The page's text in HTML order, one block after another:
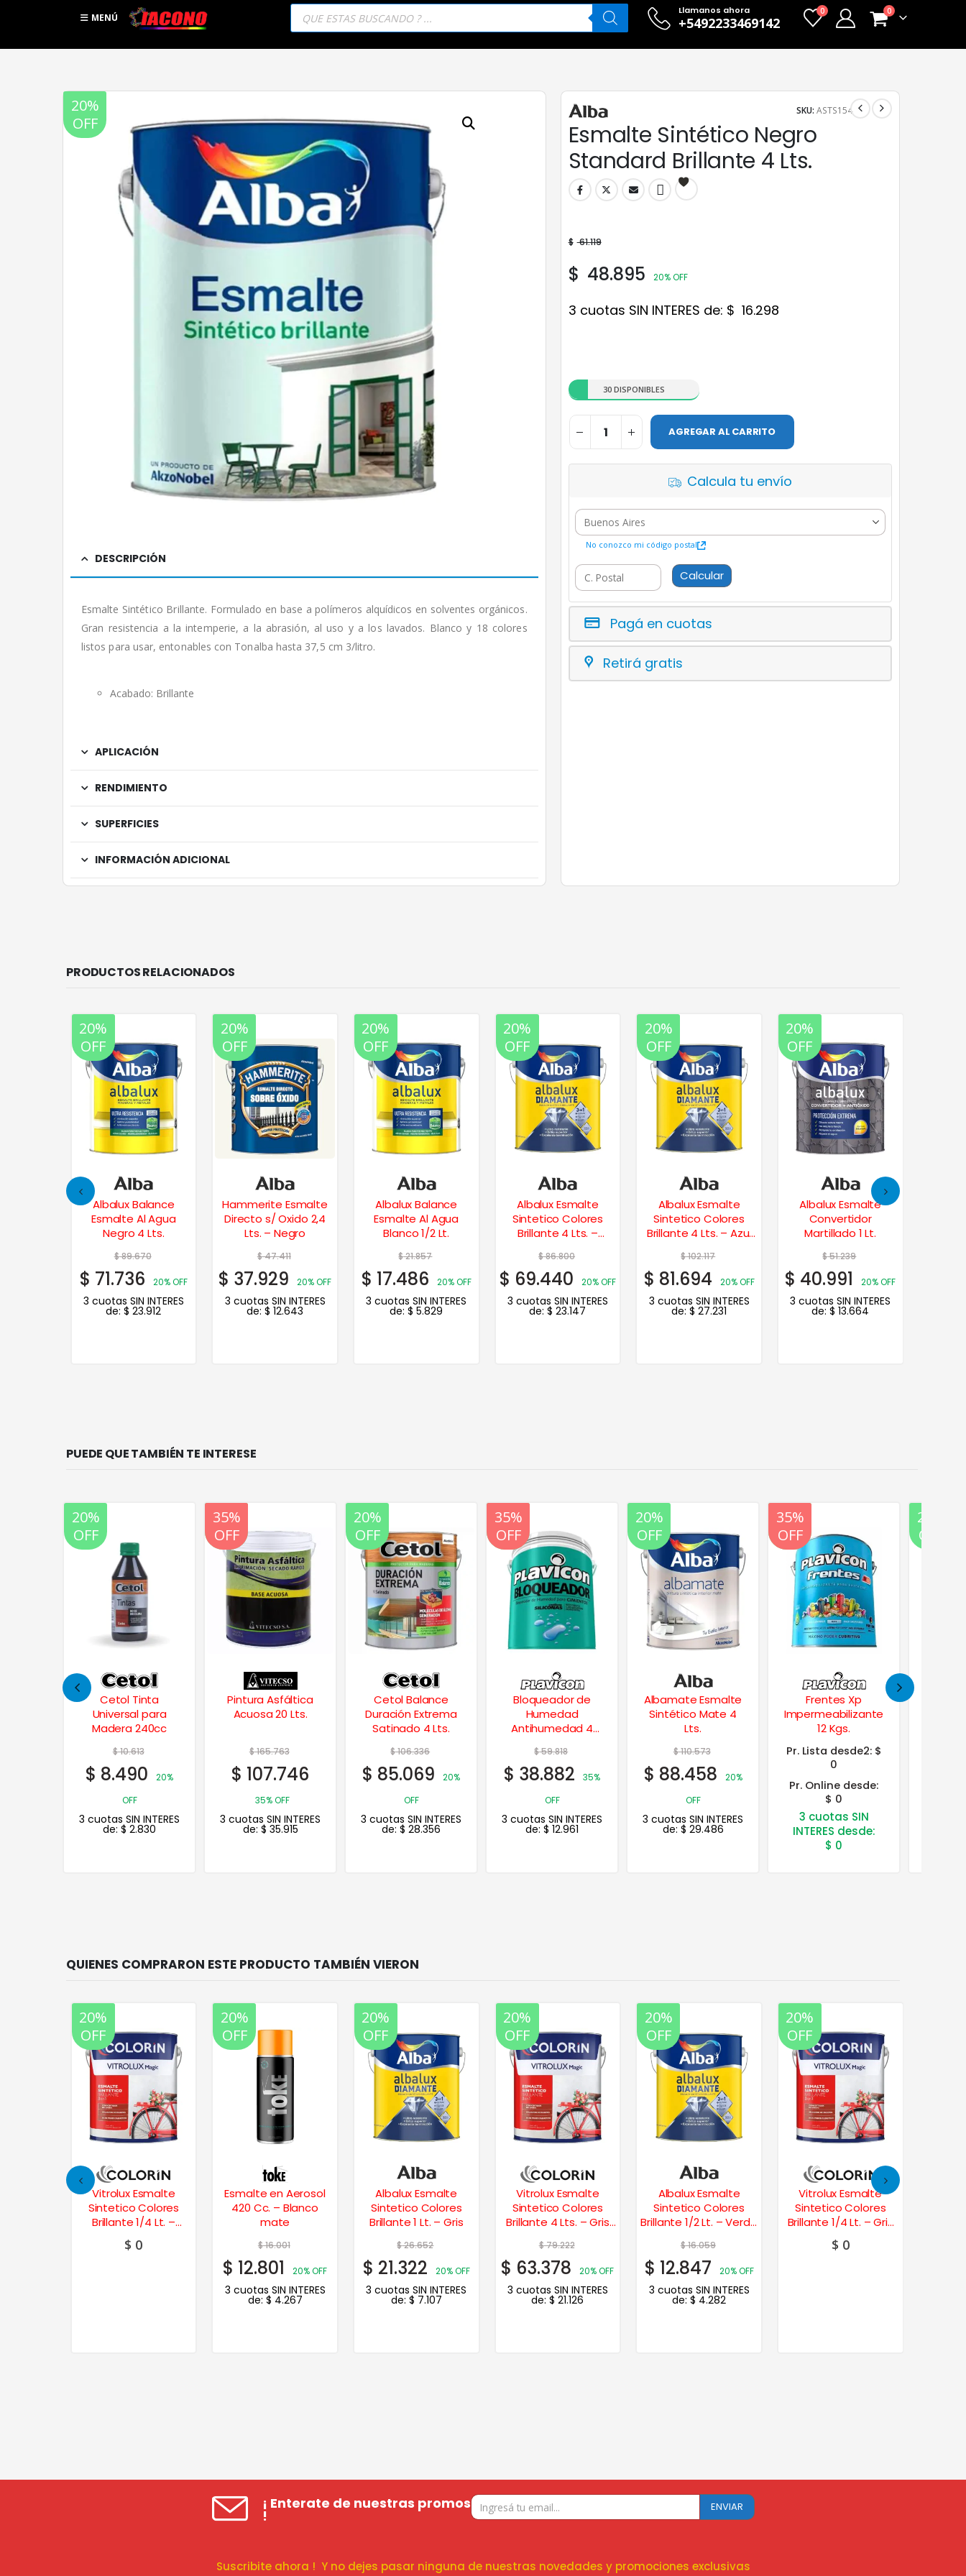
MENÚ
Búsqueda
productos
Llamanos ahora
+5492233469142
0 0
20%
OFF
DESCRIPCIÓN
Esmalte Sintético Brillante. Formulado en base a polímeros alquídicos en solventes orgánicos.
Gran resistencia a la intemperie, a la abrasión, al uso y a los lavados. Blanco y 18 colores
listos para usar, entonables con Tonalba hasta 37,5 cm 3/litro.
Acabado: Brillante
APLICACIÓN
RENDIMIENTO
SUPERFICIES
INFORMACIÓN ADICIONAL
Esmalte Sintético Negro
Standard Brillante 4 Lts.
SKU: ASTS154
$ 61.119
$ 48.895 20% OFF
3 cuotas SIN INTERES de: $ 16.298
30 DISPONIBLES
AGREGAR AL CARRITO
Calcula tu envío
No conozco mi código postal
Calcular
Pagá en cuotas
Retirá gratis
PRODUCTOS RELACIONADOS
20%
OFF
Albalux Balance
Esmalte Al Agua
Negro 4 Lts.
$89.670
$ 71.736 20% OFF
3 cuotas SIN INTERES
de:$ 23.912
20%
OFF
Hammerite Esmalte
Directo s/ Oxido 2,4
Lts. – Negro
$47.411
$ 37.929 20% OFF
3 cuotas SIN INTERES
de:$ 12.643
20%
OFF
Albalux Balance
Esmalte Al Agua
Blanco 1/2 Lt.
$21.857
$ 17.486 20% OFF
3 cuotas SIN INTERES
de:$ 5.829
20%
OFF
Albalux Esmalte
Sintetico Colores
Brillante 4 Lts. –
$86.800
$ 69.440 20% OFF
3 cuotas SIN INTERES
de:$ 23.147
20%
OFF
Albalux Esmalte
Sintetico Colores
Brillante 4 Lts. – Azul
$102.117
$ 81.694 20% OFF
3 cuotas SIN INTERES
de:$ 27.231
20%
OFF
Albalux Esmalte
Convertidor
Martillado 1 Lt.
$51.239
$ 40.991 20% OFF
3 cuotas SIN INTERES
de:$ 13.664
PUEDE QUE TAMBIÉN TE INTERESE
20%
OFF
35%
OFF
Pintura Asfáltica
Acuosa 20 Lts.
$165.763
$ 107.746
35% OFF
3 cuotas SIN INTERES
de: $35.915
20%
OFF
Cetol Balance
Duración Extrema
$106.336
85.069
20%
OFF
3 cuotas SIN INTERES
de: $28.356
20%
OFF
35%
OFF
Bloqueador de
Humedad
Antihumedad 4
$59.818
$ 38.882
35%
OFF
3 cuotas SIN INTERES
de:$ 12.961
20%
OFF
Albamate Esmalte
Sintético Mate 4
Lts.
$110.573
$ 88.458
20%
OFF
3 cuotas SIN INTERES
de:$29.486
20%
OFF
35%
OFF
Frentes Xp
Impermeabilizante
12 Kgs.
Pr. Lista desde2:
0
Pr. Online desde:
$ 0
3 cuotas SIN
INTERES desde:
20%
OFF
Fijador Sellador al
Agua Alta
Performance 20
$132.375
105.900
20% OFF
3 cuotas SIN INTERES
de:$35.300
20%
OFF
20%
OFF
Vitrolux Esmalte
Sintetico Colores
Brillante 1/4 Lt. –
Verde Ilusión
$ 0
20%
OFF
Esmalte en Aerosol
420 Cc. – Blanco
mate
$16.001
$ 12.801 20% OFF
3 cuotas SIN INTERES
de: $ 4.267
20%
OFF
Albalux Esmalte
Sintetico Colores
Brillante 1 Lt. – Gris
$26.652
$ 21.322 20% OFF
3 cuotas SIN INTERES
de: $ 7.107
20%
OFF
Vitrolux Esmalte
Sintetico Colores
Brillante 4 Lts. – Gris
$79.222
$ 63.378 20% OFF
3 cuotas SIN INTERES
de:$ 21.126
20%
OFF
Albalux Esmalte
Sintetico Colores
Brillante 1/2 Lt. – Verde
$16.059
$ 12.847 20% OFF
3 cuotas SIN INTERES
de:$ 4.282
20%
OFF
Vitrolux Esmalte
Sintetico Colores
Brillante 1/4 Lt. – Gris
Hielo
$ 0
¡ Enterate de nuestras promos
!
Suscribite ahora ! Y no dejes pasar ninguna de nuestras novedades y promociones exclusivas